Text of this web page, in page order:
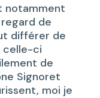
notamment
de
différer de
celle-ci
de
Signoret
moi je